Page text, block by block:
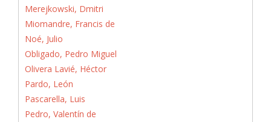
Merejkowski, Dmitri
Miomandre, Francis de
Noé, Julio
Obligado, Pedro Miguel
Olivera Lavié, Héctor
Pardo, León
Pascarella, Luis
Pedro, Valentín de